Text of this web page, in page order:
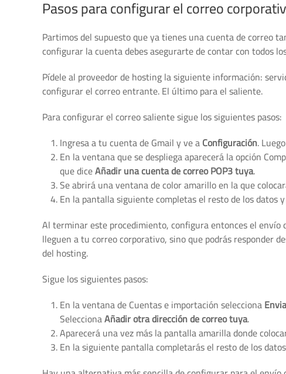
Pasos para configurar el correo
Partimos del supuesto que ya tienes una cuenta de correo
configurar la cuenta debes asegurarte de contar con todos
Pídele al proveedor de hosting la siguiente información:
configurar el correo entrante. El último para el saliente.
Para configurar el correo saliente sigue los siguientes pasos:
Ingresa a tu cuenta de Gmail y ve aConfiguración.
En la ventana que se despliega aparecerá la opción
que diceAñadir una cuenta de correo POP3 tuya.
Se abrirá una ventana de color amarillo en la que
En la pantalla siguiente completas el resto de los datos
Al terminar este procedimiento, configura entonces el envío
lleguen a tu correo corporativo, sino que podrás responder
del hosting.
Sigue los siguientes pasos:
En la ventana de Cuentas e importación selecciona
SeleccionaAñadir otra dirección de correo tuya.
Aparecerá una vez más la pantalla amarilla donde
En la siguiente pantalla completarás el resto de los